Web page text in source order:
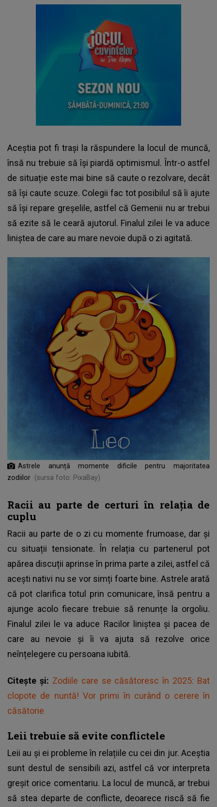
Aceștia pot fi trași la răspundere la locul de muncă,
însă nu trebuie să își piardă optimismul. Într-o astfel
de situație este mai bine să caute o rezolvare, decât
să își caute scuze. Colegii fac tot posibilul să îi ajute
să își repare greșelile, astfel că Gemenii nu ar trebui
să ezite să le ceară ajutorul. Finalul zilei le va aduce
liniștea de care au mare nevoie după o zi agitată.
Astrele anunță momente dificile pentru majoritatea
zodiilor (sursa foto: PixaBay)
Racii au parte de certuri în relația de
cuplu
Racii au parte de o zi cu momente frumoase, dar și
cu situații tensionate. În relația cu partenerul pot
apărea discuții aprinse în prima parte a zilei, astfel că
acești nativi nu se vor simți foarte bine. Astrele arată
că pot clarifica totul prin comunicare, însă pentru a
ajunge acolo fiecare trebuie să renunțe la orgoliu.
Finalul zilei le va aduce Racilor liniștea și pacea de
care au nevoie și îi va ajuta să rezolve orice
neînțelegere cu persoana iubită.
Citește și: Zodiile care se căsătoresc în 2025: Bat
clopote de nuntă! Vor primi în curând o cerere în
căsătorie
Leii trebuie să evite conflictele
Leii au și ei probleme în relațiile cu cei din jur. Aceștia
sunt destul de sensibili azi, astfel că vor interpreta
greșit orice comentariu. La locul de muncă, ar trebui
să stea departe de conflicte, deoarece riscă să fie